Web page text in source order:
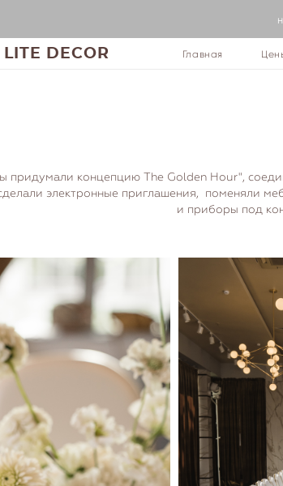
DECOR Главная
придумали концепцию The Golden Hour",
электронные приглашения, поменяли
и приборы под